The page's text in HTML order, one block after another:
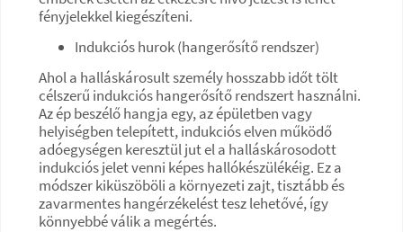
fényjelekkel kiegészíteni.
Indukciós hurok (hangerősítő rendszer)
Ahol a halláskárosult személy hosszabb időt tölt
célszerű indukciós hangerősítő rendszert használni.
Az ép beszélő hangja egy, az épületben vagy
helyiségben telepített, indukciós elven működő
adóegységen keresztül jut el a halláskárosodott
indukciós jelet venni képes hallókészülékéig. Ez a
módszer kiküszöböli a környezeti zajt, tisztább és
zavarmentes hangérzékelést tesz lehetővé, így
könnyebbé válik a megértés.